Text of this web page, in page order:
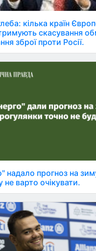
кілька країн
скасування
зброї проти Росії.
надало прогноз на
не варто очікувати.